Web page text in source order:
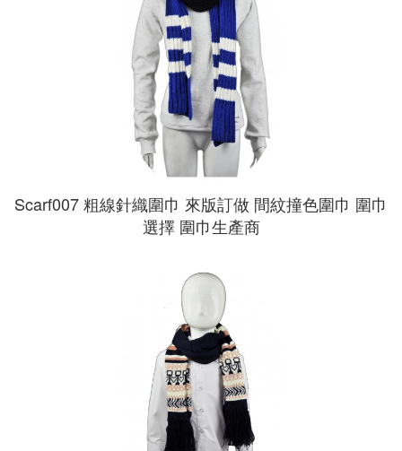
Scarf007 粗線針織圍巾 來版訂做 間紋撞色圍巾 圍巾
選擇 圍巾生產商